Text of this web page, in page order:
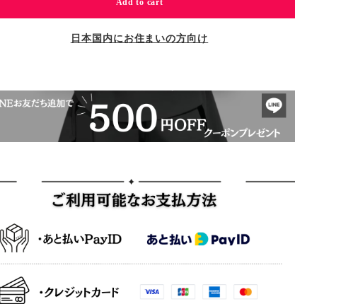
Add to cart
日本国内にお住まいの方向け